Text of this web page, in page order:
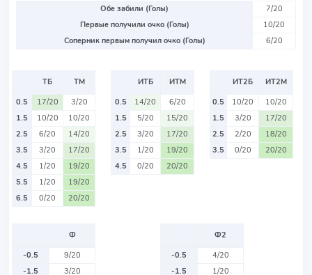
Обе забили (Голы)
7/20
Первые получили очко (Голы)
10/20
Соперник первым получил очко (Голы)
6/20
ТБ
ТМ
0.5
17/20
3/20
1.5
10/20
10/20
2.5
6/20
14/20
3.5
3/20
17/20
4.5
1/20
19/20
5.5
1/20
19/20
6.5
0/20 20/20
ИТБ
ИТМ
0.5
14/20
6/20
1.5
5/20
15/20
2.5
3/20
17/20
3.5
1/20
19/20
4.5
0/20 20/20
ИТ2Б
ИТ2М
0.5
10/20
10/20
1.5
3/20
17/20
2.5
2/20
18/20
3.5
0/20 20/20
Ф
-0.5
9/20
-1.5
3/20
Ф2
-0.5
4/20
-1.5
1/20